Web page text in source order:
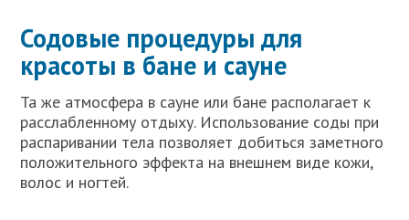
Содовые процедуры для
красоты в бане и сауне
Та же атмосфера в сауне или бане располагает к
расслабленному отдыху. Использование соды при
распаривании тела позволяет добиться заметного
положительного эффекта на внешнем виде кожи,
волос и ногтей.